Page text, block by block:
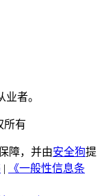
者。
所有
障，并由安全狗提
|
《一般性信息条